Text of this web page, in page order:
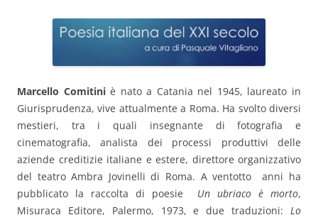
Marcello Comitiniè nato a Catania nel 1945, laureato in
Giurisprudenza, vive attualmente a Roma. Ha svolto diversi
mestieri, tra i quali insegnante di fotografia e
cinematografia, analista dei processi produttivi delle
aziende creditizie italiane e estere, direttore organizzativo
del teatro Ambra Jovinelli di Roma. A ventotto anni ha
pubblicato la raccolta di poesie Un ubriaco è morto,
Misuraca Editore, Palermo, 1973, e due traduzioni: Lo